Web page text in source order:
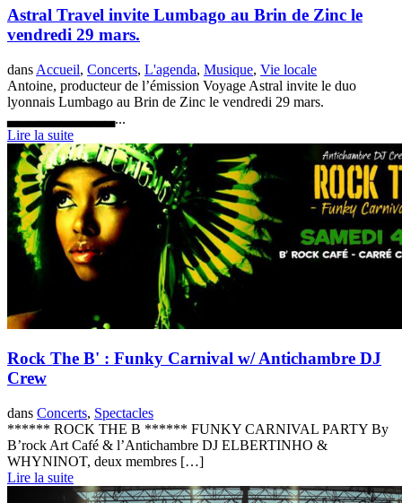
Astral Travel invite Lumbago au Brin de Zinc le
vendredi 29 mars.
dans Accueil, Concerts, L'agenda, Musique, Vie locale
Antoine, producteur de l’émission Voyage Astral invite le duo
lyonnais Lumbago au Brin de Zinc le vendredi 29 mars.
▃▃▃▃▃▃▃▃▃▃...
Lire la suite
Rock The B' : Funky Carnival w/ Antichambre DJ
Crew
dans Concerts, Spectacles
****** ROCK THE B ****** FUNKY CARNIVAL PARTY By
B’rock Art Café & l’Antichambre DJ ELBERTINHO &
WHYNINOT, deux membres […]
Lire la suite